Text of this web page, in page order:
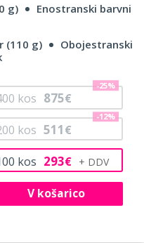
g)
Enostranski barvni
(110 g)
Obojestranski
kos 293€
kos 511€
-12%
kos 875€
-25%
V košarico